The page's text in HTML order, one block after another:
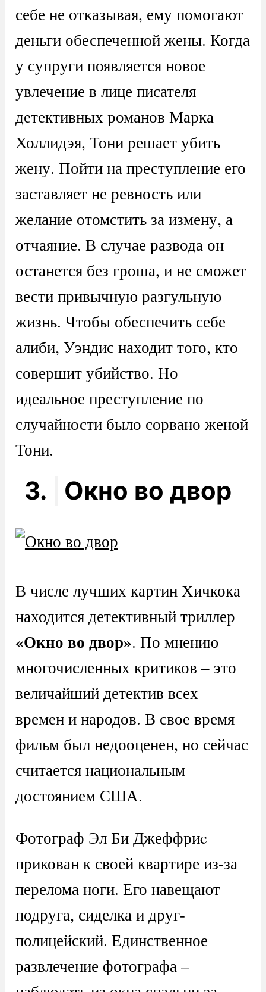
себе не отказывая, ему помогают
деньги обеспеченной жены. Когда
у супруги появляется новое
увлечение в лице писателя
детективных романов Марка
Холлидэя, Тони решает убить
жену. Пойти на преступление его
заставляет не ревность или
желание отомстить за измену, а
отчаяние. В случае развода он
останется без гроша, и не сможет
вести привычную разгульную
жизнь. Чтобы обеспечить себе
алиби, Уэндис находит того, кто
совершит убийство. Но
идеальное преступление по
случайности было сорвано женой
Тони.
3. Окно во двор
В числе лучших картин Хичкока
находится детективный триллер
«Окно во двор». По мнению
многочисленных критиков – это
величайший детектив всех
времен и народов. В свое время
фильм был недооценен, но сейчас
считается национальным
достоянием США.
Фотограф Эл Би Джеффриc
прикован к своей квартире из-за
перелома ноги. Его навещают
подруга, сиделка и друг-
полицейский. Единственное
развлечение фотографа –